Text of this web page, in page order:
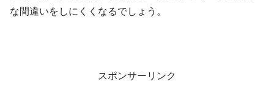
な間違いをしにくくなるでしょう。
スポンサーリンク